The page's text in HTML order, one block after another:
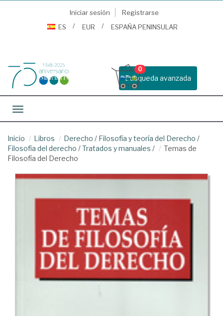
Iniciar sesión
Registrarse
ES
EUR ESPAÑA PENINSULAR
Busqueda avanzada
0
Toggle navigation
Inicio Libros Derecho / Filosofía y teoría del Derecho /
Filosofía del derecho /Tratados y manuales /
Temas de
Filosofía del Derecho